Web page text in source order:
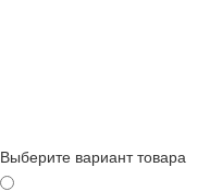
Выберите вариант товара